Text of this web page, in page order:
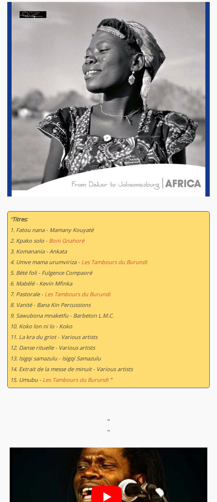
Gospel africain - Musique chrétienne, Musique mandingue
Compilation CD Parution :14/04/2007
“Titres:
1. Fatou nana - Mamany Kouyaté
2. Kpako solo - Boni Gnahoré
3. Komanania - Ankata
4. Umve mama urumviriza - Les Tambours du Burundi
5. Bété foli - Fulgence Compaoré
6. Mabélé - Kevin Mfinka
7. Pastorale - Les Tambours du Burundi
8. Vanité - Bana Kin Percussions
9. Sawubona mnaketfu - Barbeton L.M.C.
10. Koko lon ni lo - Koko
11. La kra du griot - Various artists
12. Danse rituelle - Various artists
13. Isigqi samazulu - Isigqi Samazulu
14. Extrait de la messe de minuit - Various artists
15. Umubu - Les Tambours du Burundi”
"
"